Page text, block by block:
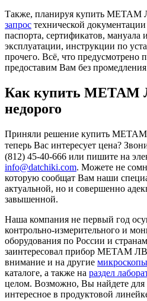
Также, планируя купить МЕТАМ
запрос технической документации
паспорта, сертификатов, мануала
эксплуатации, инструкции по
прочего. Всё, что предусмотрено
предоставим Вам без
Как купить МЕТАМ
недорого
Приняли решение купить МЕТАМ
теперь Вас интересует цена?
(812) 45-40-666 или пишите на
info@datchiki.com. Можете не
которую сообщат Вам наши
актуальной, но и совершенно
завышенной.
Наша компания не первый год
контрольно-измерительного и
оборудования по России и
заинтересовал прибор МЕТАМ
внимание и на другие микроскопы
каталоге, а также на раздел
целом. Возможно, Вы найдете для
интересное в продуктовой